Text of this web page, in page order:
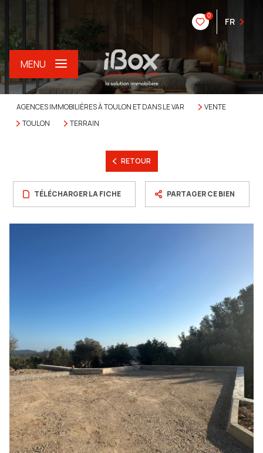
0
FR
MENU
AGENCES IMMOBILIÈRES À TOULON ET DANS LE VAR
VENTE
TOULON
TERRAIN
RETOUR
TÉLÉCHARGER LA FICHE PARTAGER CE BIEN